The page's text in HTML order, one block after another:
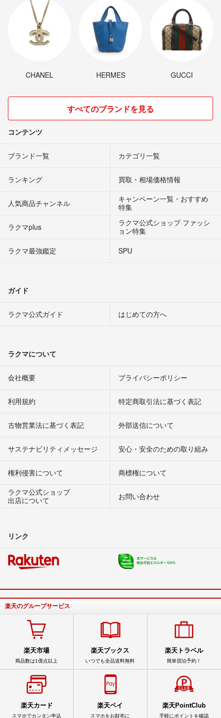
CHANEL HERMES GUCCI
すべてのブランドを見る
コンテンツ
ブランド一覧 カテゴリ一覧
ランキング 買取・相場価格情報
人気商品チャンネル
キャンペーン一覧・おすすめ
特集
ラクマplus
ラクマ公式ショップ ファッシ
ョン特集
ラクマ最強鑑定
SPU
ガイド
ラクマ公式ガイド はじめての方へ
ラクマについて
会社概要 プライバシーポリシー
利用規約 特定商取引法に基づく表記
古物営業法に基づく表記 外部送信について
サステナビリティメッセージ 安心・安全のための取り組み
権利侵害について
商標権について
ラクマ公式ショップ
出店について
お問い合わせ
リンク
楽天のグループサービス
楽天市場
商品数は1億点以上
楽天ブックス
いつでも全品送料無料
楽天トラベル
簡単宿泊予約！
楽天カード
スマホでカンタン申込
楽天ペイ
スマホをお財布に
楽天PointClub
手軽にポイントを確認